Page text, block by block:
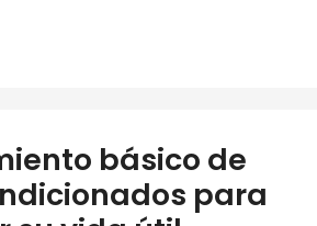
básico de
para